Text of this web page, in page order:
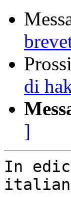
di
]
In